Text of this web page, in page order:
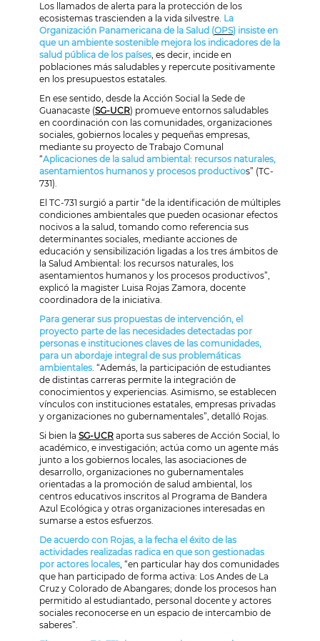
Los llamados de alerta para la protección de los
ecosistemas trascienden a la vida silvestre. La
Organización Panamericana de la Salud (OPS) insiste en
que un ambiente sostenible mejora los indicadores de la
salud pública de los países, es decir, incide en
poblaciones más saludables y repercute positivamente
en los presupuestos estatales.
En ese sentido, desde la Acción Social la Sede de
Guanacaste (SG-UCR) promueve entornos saludables
en coordinación con las comunidades, organizaciones
sociales, gobiernos locales y pequeñas empresas,
mediante su proyecto de Trabajo Comunal
“Aplicaciones de la salud ambiental: recursos naturales,
asentamientos humanos y procesos productivos” (TC-
731).
El TC-731 surgió a partir “de la identificación de múltiples
condiciones ambientales que pueden ocasionar efectos
nocivos a la salud, tomando como referencia sus
determinantes sociales, mediante acciones de
educación y sensibilización ligadas a los tres ámbitos de
la Salud Ambiental: los recursos naturales, los
asentamientos humanos y los procesos productivos”,
explicó la magister Luisa Rojas Zamora, docente
coordinadora de la iniciativa.
Para generar sus propuestas de intervención, el
proyecto parte de las necesidades detectadas por
personas e instituciones claves de las comunidades,
para un abordaje integral de sus problemáticas
ambientales. “Además, la participación de estudiantes
de distintas carreras permite la integración de
conocimientos y experiencias. Asimismo, se establecen
vínculos con instituciones estatales, empresas privadas
y organizaciones no gubernamentales”, detalló Rojas.
Si bien la SG-UCR aporta sus saberes de Acción Social, lo
académico, e investigación; actúa como un agente más
junto a los gobiernos locales, las asociaciones de
desarrollo, organizaciones no gubernamentales
orientadas a la promoción de salud ambiental, los
centros educativos inscritos al Programa de Bandera
Azul Ecológica y otras organizaciones interesadas en
sumarse a estos esfuerzos.
De acuerdo con Rojas, a la fecha el éxito de las
actividades realizadas radica en que son gestionadas
por actores locales, “en particular hay dos comunidades
que han participado de forma activa: Los Andes de La
Cruz y Colorado de Abangares; donde los procesos han
permitido al estudiantado, personal docente y actores
sociales reconocerse en un espacio de intercambio de
saberes”.